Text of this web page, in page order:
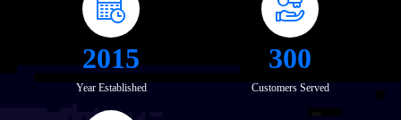
2015
Year Established
300
Customers Served